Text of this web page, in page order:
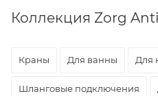
Коллекция Zorg
Краны Для ванны Для
Шланговые подключения